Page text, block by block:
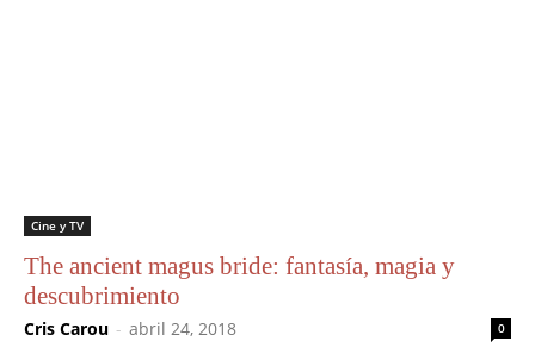
Cine y TV
The ancient magus bride: fantasía, magia y
descubrimiento
Cris Carou - abril 24, 2018 0